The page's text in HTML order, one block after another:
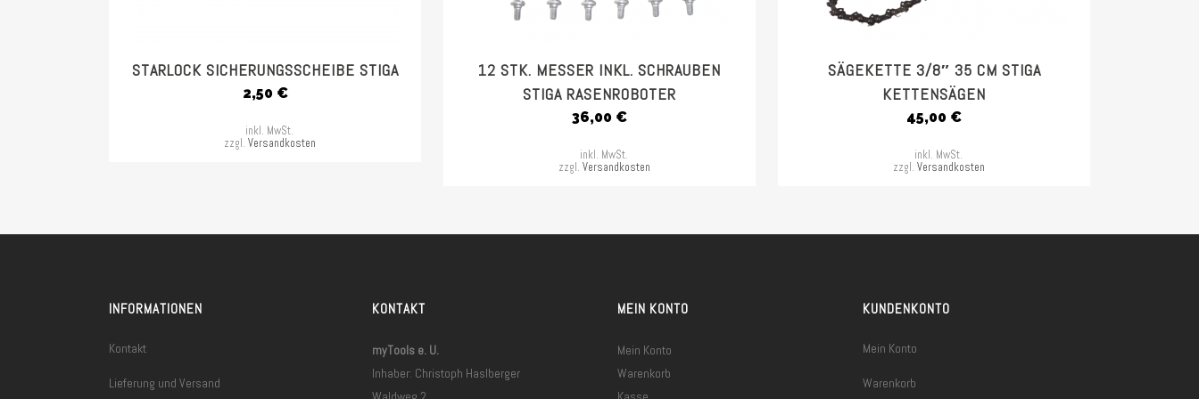
STARLOCK SICHERUNGSSCHEIBE STIGA
2,50 €
inkl. MwSt.
zzgl. Versandkosten
12 STK. MESSER INKL. SCHRAUBEN
STIGA RASENROBOTER
36,00 €
inkl. MwSt.
zzgl. Versandkosten
SÄGEKETTE 3/8″ 35 CM STIGA
KETTENSÄGEN
45,00 €
inkl. MwSt.
zzgl. Versandkosten
INFORMATIONEN
Kontakt
Lieferung und Versand
KONTAKT
myTools e. U.
Inhaber: Christoph Haslberger
MEIN KONTO
Mein Konto
Warenkorb
KUNDENKONTO
Mein Konto
Warenkorb